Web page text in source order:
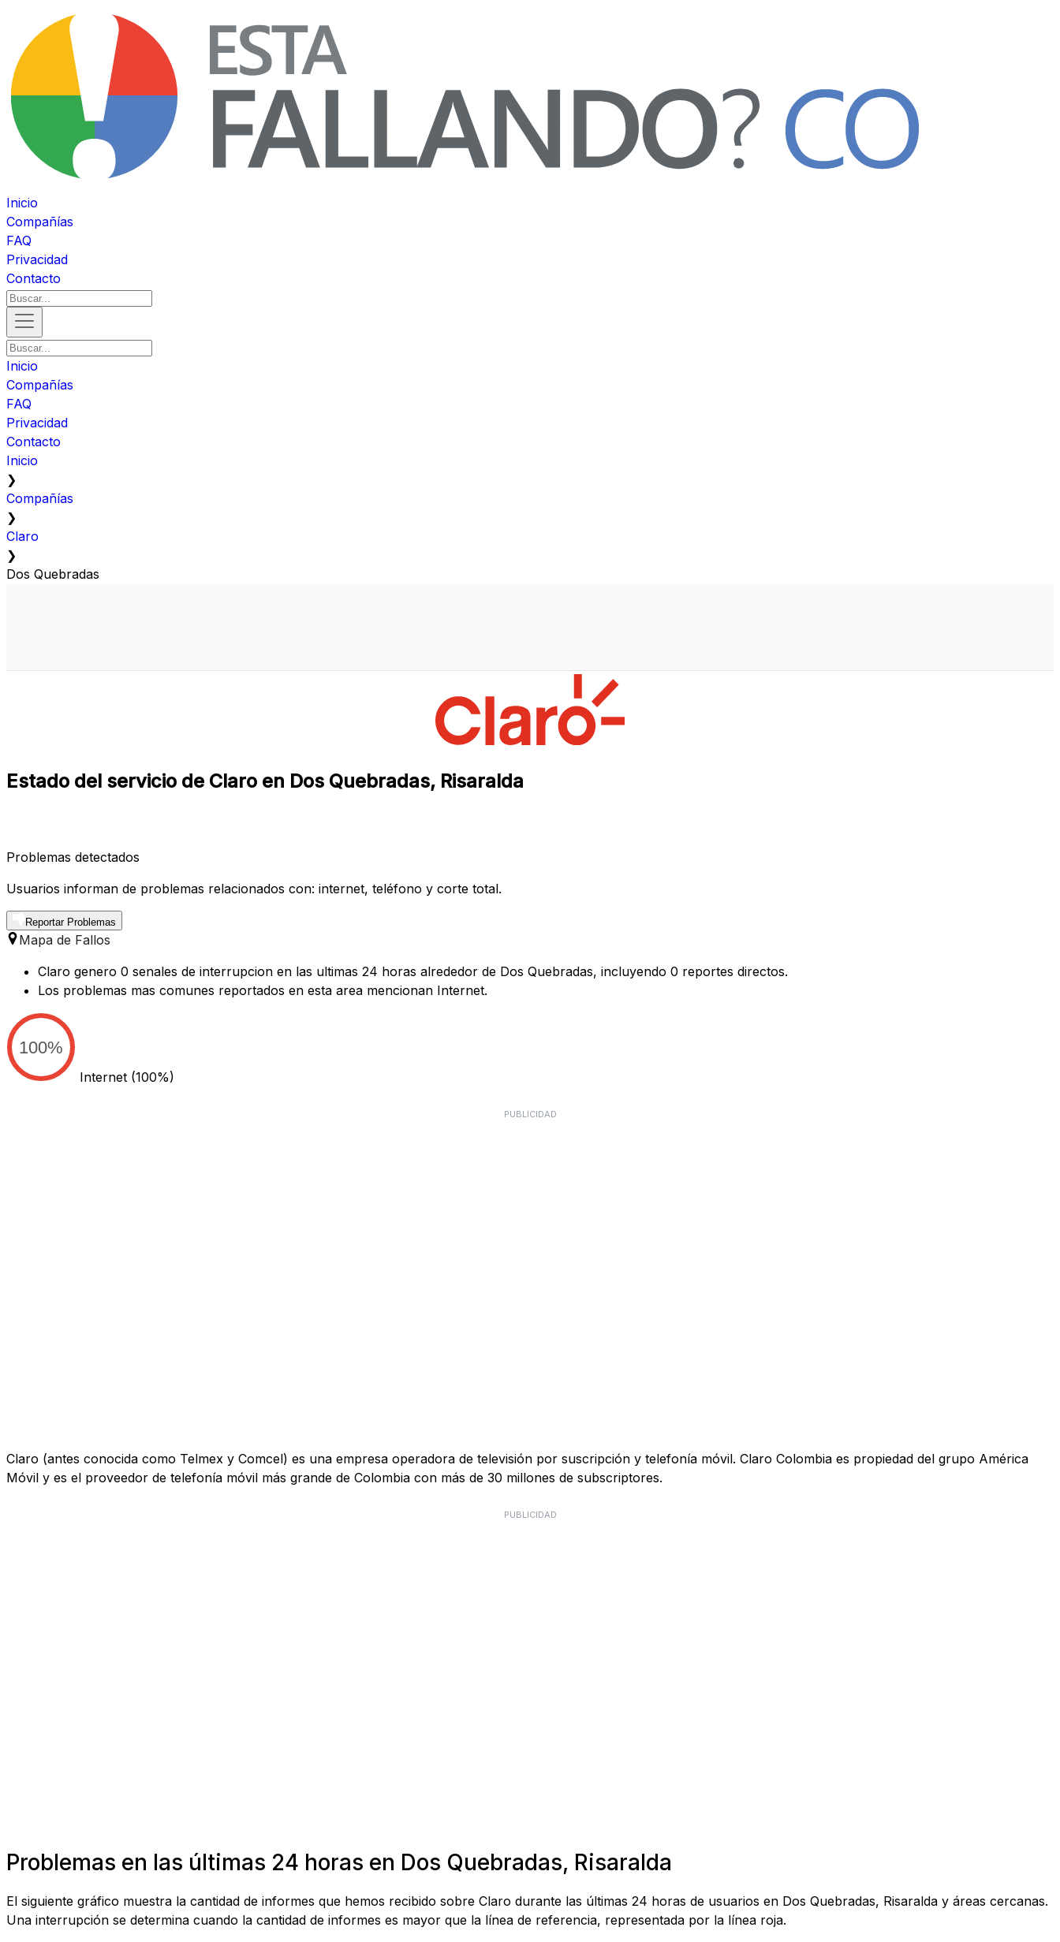
Inicio
Compañías
FAQ
Privacidad
Contacto
Inicio
Compañías
FAQ
Privacidad
Contacto
Inicio
❯
Compañías
❯
Claro
❯
Dos Quebradas
Estado del servicio de Claro en Dos Quebradas, Risaralda
Problemas detectados
Usuarios informan de problemas relacionados con: internet, teléfono y corte total.
Reportar Problemas
Mapa de Fallos
Claro genero 0 senales de interrupcion en las ultimas 24 horas alrededor de Dos Quebradas, incluyendo 0 reportes directos.
Los problemas mas comunes reportados en esta area mencionan Internet.
100%
Internet (100%)
PUBLICIDAD
Claro (antes conocida como Telmex y Comcel) es una empresa operadora de televisión por suscripción y telefonía móvil. Claro Colombia es propiedad del grupo América
Móvil y es el proveedor de telefonía móvil más grande de Colombia con más de 30 millones de subscriptores.
PUBLICIDAD
Problemas en las últimas 24 horas en Dos Quebradas, Risaralda
El siguiente gráfico muestra la cantidad de informes que hemos recibido sobre Claro durante las últimas 24 horas de usuarios en Dos Quebradas, Risaralda y áreas cercanas.
Una interrupción se determina cuando la cantidad de informes es mayor que la línea de referencia, representada por la línea roja.